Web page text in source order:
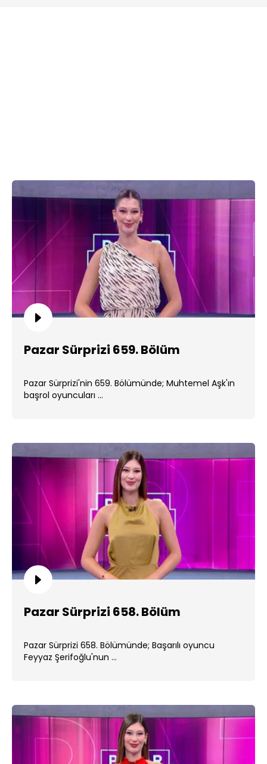
Pazar Sürprizi 659. Bölüm
Pazar Sürprizi'nin 659. Bölümünde; Muhtemel Aşk'ın
başrol oyuncuları ...
Pazar Sürprizi 658. Bölüm
Pazar Sürprizi 658. Bölümünde; Başarılı oyuncu
Feyyaz Şerifoğlu'nun ...